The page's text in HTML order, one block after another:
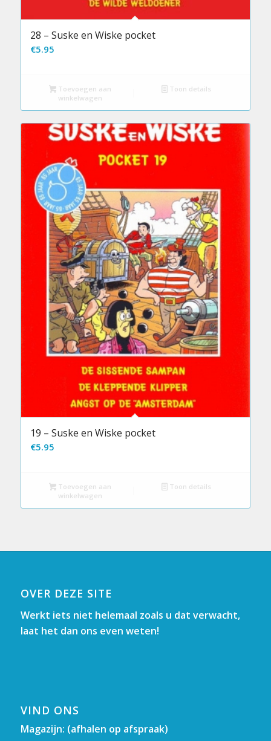
28 – Suske en Wiske pocket
€5.95
Toevoegen aan
winkelwagen
Toon details
19 – Suske en Wiske pocket
€5.95
Toevoegen aan
winkelwagen
Toon details
OVER DEZE SITE
Werkt iets niet helemaal zoals u dat verwacht,
laat het dan ons even weten!
VIND ONS
Magazijn: (afhalen op afspraak)